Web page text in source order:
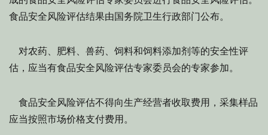
食品安全风险评估结果由国务院卫生行政部门公布。
对农药、肥料、兽药、饲料和饲料添加剂等的安全性评
估，应当有食品安全风险评估专家委员会的专家参加。
食品安全风险评估不得向生产经营者收取费用，采集样品
应当按照市场价格支付费用。